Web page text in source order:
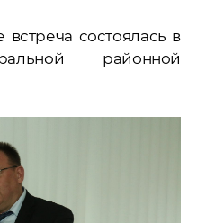
состоялась в
районной